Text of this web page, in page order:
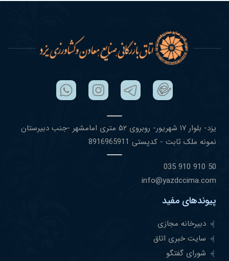
یزد- بلوار ١٧ شهریور- روبروی ۵٢ متری امامشهر -جنب دبیرستان
نمونه ملک ثابت - کدپستی 8916965911
50 910 910 035
info@yazdccima.com
پیوندهای مفید
دبیرخانه مجازی
سایت خبری اتاق
شورای گفتگو